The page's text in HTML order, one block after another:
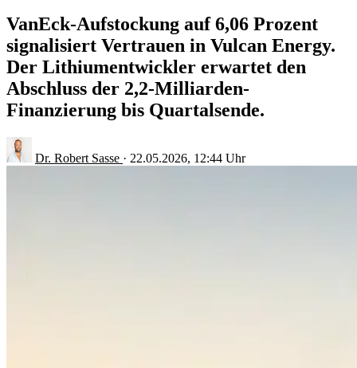
VanEck-Aufstockung auf 6,06 Prozent
signalisiert Vertrauen in Vulcan Energy.
Der Lithiumentwickler erwartet den
Abschluss der 2,2-Milliarden-
Finanzierung bis Quartalsende.
Dr. Robert Sasse · 22.05.2026, 12:44 Uhr